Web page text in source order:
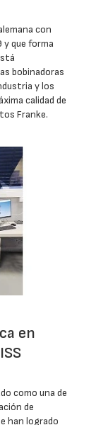
con
y que forma
bobinadoras
y los
calidad de
Franke.
en
como una de
de
han logrado